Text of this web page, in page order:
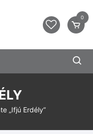
0
„Ifjú Erdély”